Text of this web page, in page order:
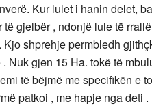
Kur lulet i hanin delet,
gjelbër , ndonjë lule të
shprehje permbledh
Nuk gjen 15 Ha. tokë të
të bëjmë me specifikën e
patkoi , me hapje nga deti .